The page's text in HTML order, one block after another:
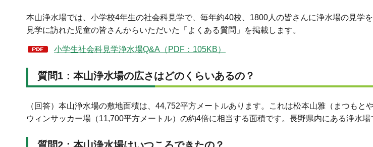
本山浄水場では、小学校4年生の社会科見学で、毎年約40校、1800人の皆さんに浄水場の見学を
見学に訪れた児童の皆さんからいただいた「よくある質問」を掲載します。
小学生社会科見学浄水場Q&A（PDF：105KB）
質問1：本山浄水場の広さはどのくらいあるの？
（回答）本山浄水場の敷地面積は、44,752平方メートルあります。これは松本山雅（まつもと
ウィンサッカー場（11,700平方メートル）の約4倍に相当する面積です。長野県内にある浄水場
質問2：本山浄水場はいつころできたの？